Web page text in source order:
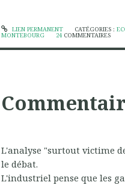
LIEN PERMANENT CATÉGORIES :
MONTEBOURG 24 COMMENTAIRES
L'analyse "surtout victime
le débat.
L'industriel pense que les